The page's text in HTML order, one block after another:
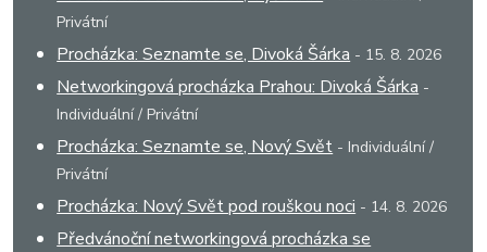
Privátní
Procházka: Seznamte se, Divoká Šárka - 15. 8. 2026
Networkingová procházka Prahou: Divoká Šárka -
Individuální / Privátní
Procházka: Seznamte se, Nový Svět - Individuální /
Privátní
Procházka: Nový Svět pod rouškou noci - 14. 8. 2026
Předvánoční networkingová procházka se